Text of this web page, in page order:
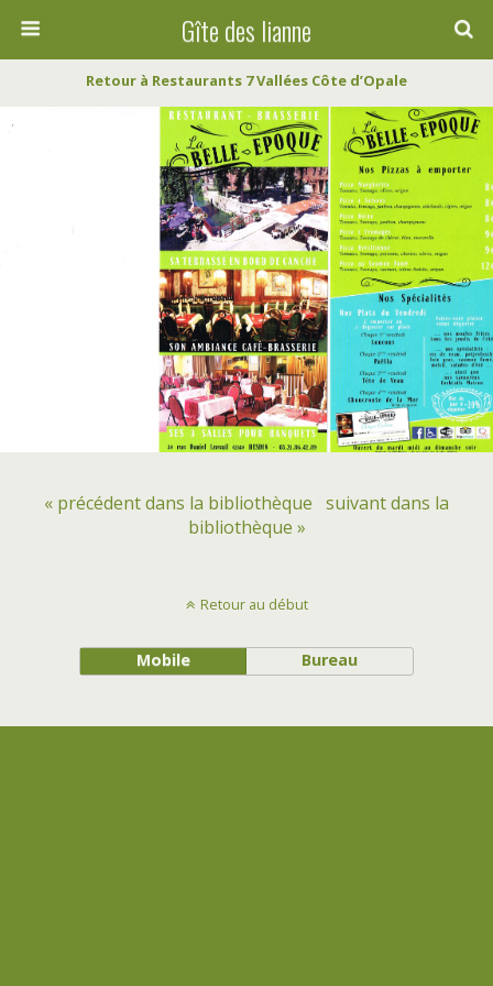
Gîte des lianne
Retour à Restaurants 7 Vallées Côte d’Opale
« précédent dans la bibliothèque suivant dans la
bibliothèque »
Retour au début
Mobile Bureau